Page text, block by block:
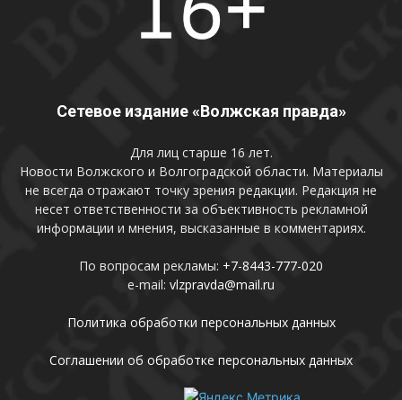
Сетевое издание «Волжская правда»
Для лиц старше 16 лет.
Новости Волжского и Волгоградской области. Материалы
не всегда отражают точку зрения редакции. Редакция не
несет ответственности за объективность рекламной
информации и мнения, высказанные в комментариях.
По вопросам рекламы: +7-8443-777-020
e-mail: vlzpravda@mail.ru
Политика обработки персональных данных
Соглашении об обработке персональных данных